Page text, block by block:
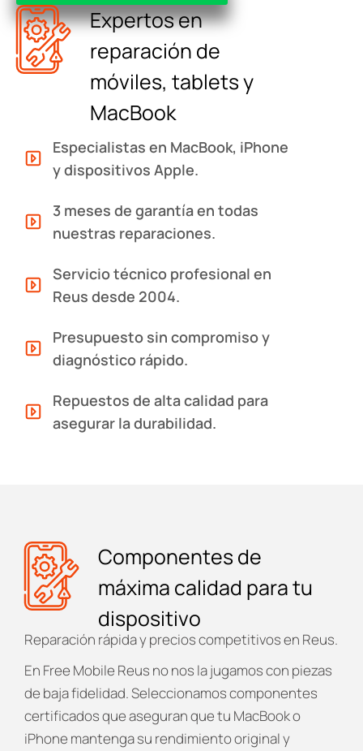
Expertos en
reparación de
móviles, tablets y
MacBook
Especialistas en MacBook, iPhone
y dispositivos Apple.
3 meses de garantía en todas
nuestras reparaciones.
Servicio técnico profesional en
Reus desde 2004.
Presupuesto sin compromiso y
diagnóstico rápido.
Repuestos de alta calidad para
asegurar la durabilidad.
Componentes de
máxima calidad para tu
dispositivo
Reparación rápida y precios competitivos en Reus.
En Free Mobile Reus no nos la jugamos con piezas
de baja fidelidad. Seleccionamos componentes
certificados que aseguran que tu MacBook o
iPhone mantenga su rendimiento original y